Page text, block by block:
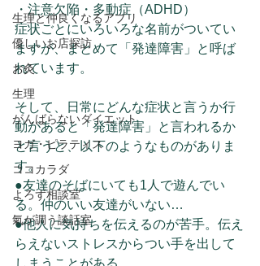
生理と仲良くなるアプリ
優しいお店探訪
お灸
生理
がんばらないダイエット
ヨガ・ピラティス
ココカラダ
よろず相談室
氣が調う談話室
・注意欠陥・多動症（ADHD）
症状ごとにいろいろな名前がついてい
ますが、まとめて「発達障害」と呼ば
れています。
そして、日常にどんな症状と言うか行
動があると「発達障害」と言われるか
と言うと、以下のようなものがありま
す。
●友達のそばにいても1人で遊んでい
る。仲のいい友達がいない…
●他人に気持ちを伝えるのが苦手。伝え
らえないストレスからつい手を出して
しまうことがある…